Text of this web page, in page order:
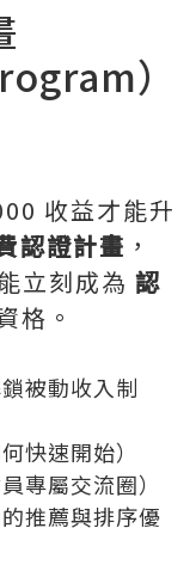
）
收益才能升
認證計畫 ，
立刻成為 認
格。
鎖被動收入制
快速開始）
專屬交流圈）
的推薦與排序優